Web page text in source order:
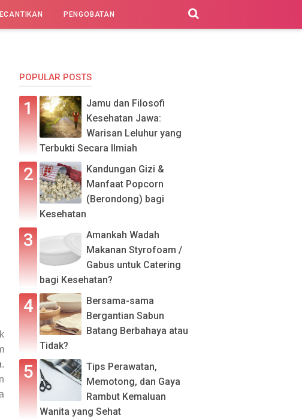
PENGOBATAN
.
POPULAR POSTS
Jamu dan Filosofi
Kesehatan Jawa:
Warisan Leluhur yang
Terbukti Secara Ilmiah
Kandungan Gizi &
Manfaat Popcorn
(Berondong) bagi
Kesehatan
Amankah Wadah
Makanan Styrofoam /
Gabus untuk Catering
bagi Kesehatan?
Bersama-sama
Bergantian Sabun
Batang Berbahaya atau
Tidak?
Tips Perawatan,
Memotong, dan Gaya
Rambut Kemaluan
Wanita yang Sehat